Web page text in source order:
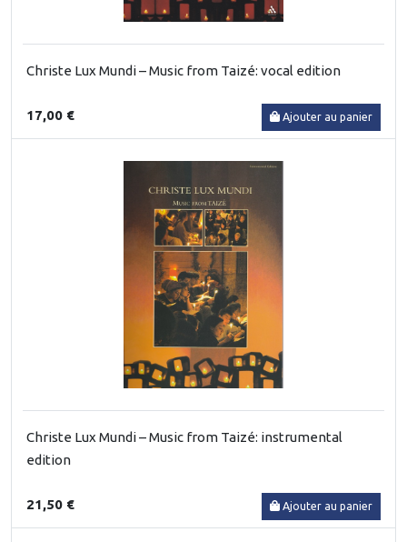
Christe Lux Mundi – Music from Taizé: vocal edition
17,00 € Ajouter au panier
Christe Lux Mundi – Music from Taizé: instrumental
edition
21,50 € Ajouter au panier